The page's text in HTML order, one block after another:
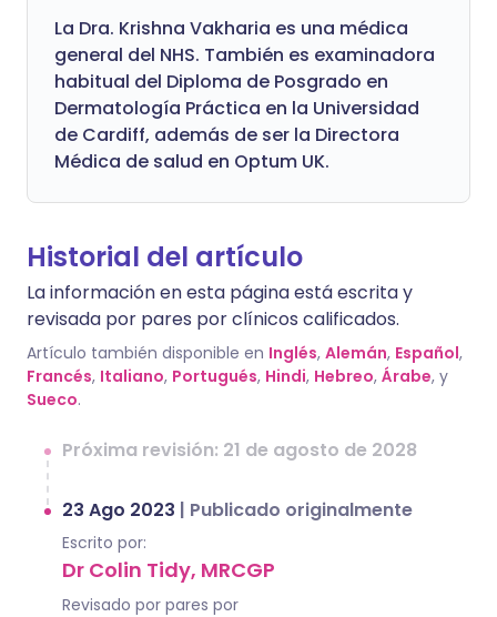
La Dra. Krishna Vakharia es una médica
general del NHS. También es examinadora
habitual del Diploma de Posgrado en
Dermatología Práctica en la Universidad
de Cardiff, además de ser la Directora
Médica de salud en Optum UK.
Historial del artículo
La información en esta página está escrita y
revisada por pares por clínicos calificados.
Artículo también disponible en Inglés, Alemán, Español,
Francés, Italiano, Portugués, Hindi, Hebreo, Árabe, y
Sueco.
Próxima revisión: 21 de agosto de 2028
23 Ago 2023 | Publicado originalmente
Escrito por:
Dr Colin Tidy, MRCGP
Revisado por pares por